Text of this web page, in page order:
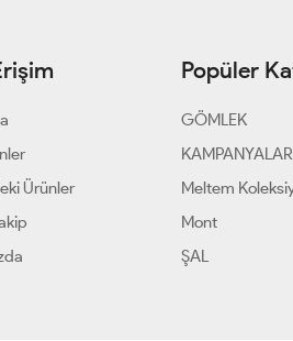
Ürünler
Popüler
GÖMLEK
KAMPANYALAR
Meltem
Mont
ŞAL